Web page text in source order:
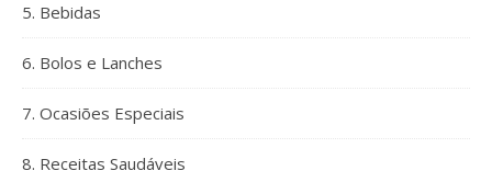
5. Bebidas
6. Bolos e Lanches
7. Ocasiões Especiais
8. Receitas Saudáveis